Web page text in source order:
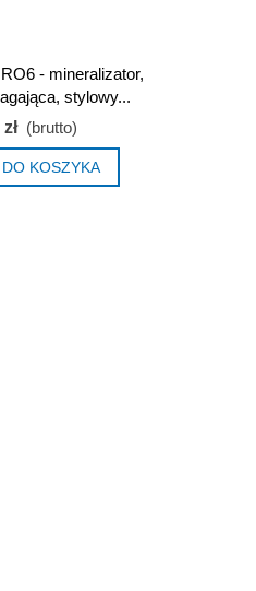
- mineralizator,
stylowy...
(brutto)
KOSZYKA